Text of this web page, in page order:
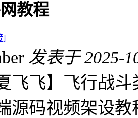
教程
]
发表于 2025-
飞飞】飞行战
源码视频架设